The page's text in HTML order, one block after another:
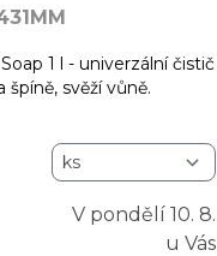
1 l - univerzální čistič
svěží vůně.
V pondělí 10. 8.
u Vás